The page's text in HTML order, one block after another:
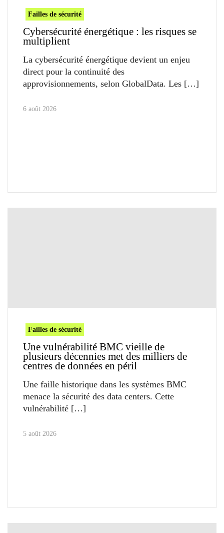
Failles de sécurité
Cybersécurité énergétique : les risques se
multiplient
La cybersécurité énergétique devient un enjeu
direct pour la continuité des
approvisionnements, selon GlobalData. Les
6 août 2026
Failles de sécurité
Une vulnérabilité BMC vieille de
plusieurs décennies met des milliers de
centres de données en péril
Une faille historique dans les systèmes BMC
menace la sécurité des data centers. Cette
vulnérabilité
5 août 2026